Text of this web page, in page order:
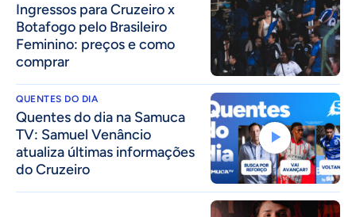
Ingressos para Cruzeiro x
Botafogo pelo Brasileiro
Feminino: preços e como
comprar
QUENTES DO DIA
Quentes do dia na Samuca
TV: Samuel Venâncio
atualiza últimas informações
do Cruzeiro